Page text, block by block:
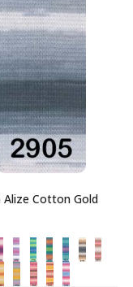
Cotton Gold